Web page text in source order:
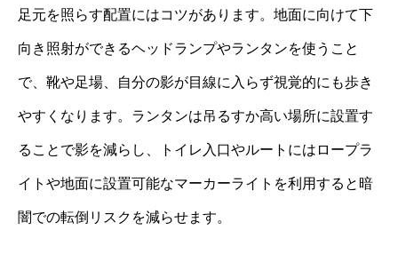
足元を照らす配置にはコツがあります。地面に向けて下
向き照射ができるヘッドランプやランタンを使うこと
で、靴や足場、自分の影が目線に入らず視覚的にも歩き
やすくなります。ランタンは吊るすか高い場所に設置す
ることで影を減らし、トイレ入口やルートにはロープラ
イトや地面に設置可能なマーカーライトを利用すると暗
闇での転倒リスクを減らせます。